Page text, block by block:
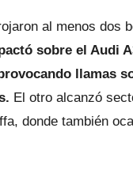
al menos dos
sobre el Audi
llamas
El otro alcanzó
donde también